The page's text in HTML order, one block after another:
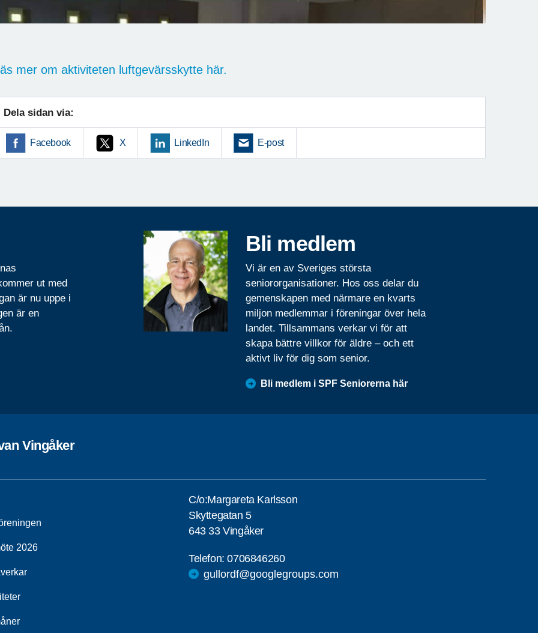
mer om aktiviteten luftgevärsskytte här.
Dela sidan via:
Facebook X LinkedIn E-post
ut med
är nu uppe i
är en
Bli medlem
Vi är en av Sveriges största
seniororganisationer. Hos oss delar du
gemenskapen med närmare en kvarts
miljon medlemmar i föreningar över hela
landet. Tillsammans verkar vi för att
skapa bättre villkor för äldre – och ett
aktivt liv för dig som senior.
Bli medlem i SPF Seniorerna här
Vingåker
2026
C/o:Margareta Karlsson
Skyttegatan 5
643 33 Vingåker
Telefon:0706846260
gullordf@googlegroups.com